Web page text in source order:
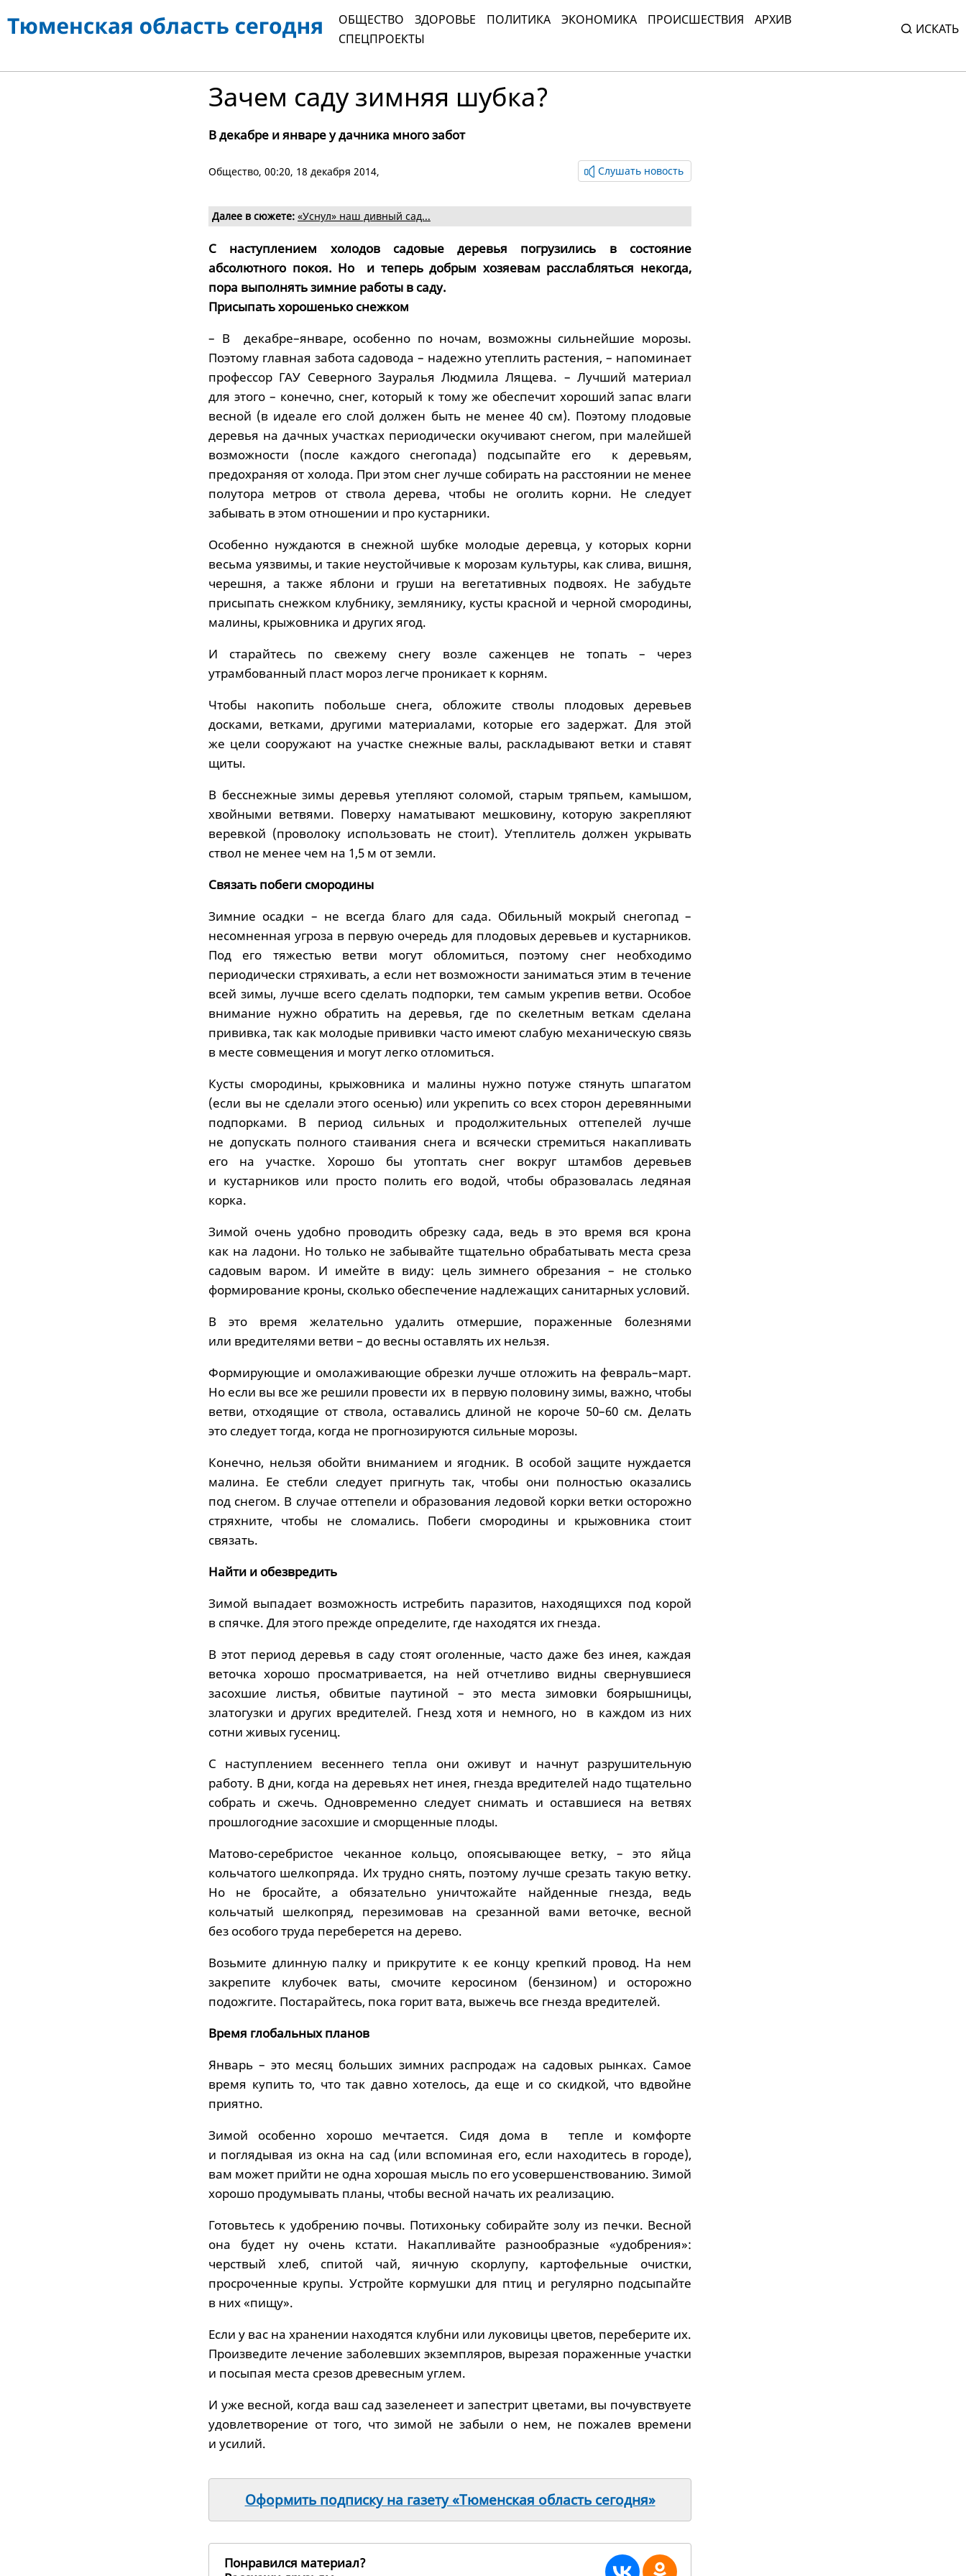
ОБЩЕСТВО ЗДОРОВЬЕ ПОЛИТИКА ЭКОНОМИКА ПРОИСШЕСТВИЯ
АРХИВ
СПЕЦПРОЕКТЫ
ИСКАТЬ
Зачем саду зимняя шубка?
В декабре и январе у дачника много забот
Общество, 00:20, 18 декабря 2014, Слушать новость
Далее в сюжете: «Уснул» наш дивный сад...
С наступлением холодов садовые деревья погрузились в состояние
абсолютного покоя. Но и теперь добрым хозяевам расслабляться некогда,
пора выполнять зимние работы в саду.
Присыпать хорошенько снежком
– В декабре–январе, особенно по ночам, возможны сильнейшие морозы.
Поэтому главная забота садовода – надежно утеплить растения, – напоминает
профессор ГАУ Северного Зауралья Людмила Лящева. – Лучший материал
для этого – конечно, снег, который к тому же обеспечит хороший запас влаги
весной (в идеале его слой должен быть не менее 40 см). Поэтому плодовые
деревья на дачных участках периодически окучивают снегом, при малейшей
возможности (после каждого снегопада) подсыпайте его к деревьям,
предохраняя от холода. При этом снег лучше собирать на расстоянии не менее
полутора метров от ствола дерева, чтобы не оголить корни. Не следует
забывать в этом отношении и про кустарники.
Особенно нуждаются в снежной шубке молодые деревца, у которых корни
весьма уязвимы, и такие неустойчивые к морозам культуры, как слива, вишня,
черешня, а также яблони и груши на вегетативных подвоях. Не забудьте
присыпать снежком клубнику, землянику, кусты красной и черной смородины,
малины, крыжовника и других ягод.
И старайтесь по свежему снегу возле саженцев не топать – через
утрамбованный пласт мороз легче проникает к корням.
Чтобы накопить побольше снега, обложите стволы плодовых деревьев
досками, ветками, другими материалами, которые его задержат. Для этой
же цели сооружают на участке снежные валы, раскладывают ветки и ставят
щиты.
В бесснежные зимы деревья утепляют соломой, старым тряпьем, камышом,
хвойными ветвями. Поверху наматывают мешковину, которую закрепляют
веревкой (проволоку использовать не стоит). Утеплитель должен укрывать
ствол не менее чем на 1,5 м от земли.
Связать побеги смородины
Зимние осадки – не всегда благо для сада. Обильный мокрый снегопад –
несомненная угроза в первую очередь для плодовых деревьев и кустарников.
Под его тяжестью ветви могут обломиться, поэтому снег необходимо
периодически стряхивать, а если нет возможности заниматься этим в течение
всей зимы, лучше всего сделать подпорки, тем самым укрепив ветви. Особое
внимание нужно обратить на деревья, где по скелетным веткам сделана
прививка, так как молодые прививки часто имеют слабую механическую связь
в месте совмещения и могут легко отломиться.
Кусты смородины, крыжовника и малины нужно потуже стянуть шпагатом
(если вы не сделали этого осенью) или укрепить со всех сторон деревянными
подпорками. В период сильных и продолжительных оттепелей лучше
не допускать полного стаивания снега и всячески стремиться накапливать
его на участке. Хорошо бы утоптать снег вокруг штамбов деревьев
и кустарников или просто полить его водой, чтобы образовалась ледяная
корка.
Зимой очень удобно проводить обрезку сада, ведь в это время вся крона
как на ладони. Но только не забывайте тщательно обрабатывать места среза
садовым варом. И имейте в виду: цель зимнего обрезания – не столько
формирование кроны, сколько обеспечение надлежащих санитарных условий.
В это время желательно удалить отмершие, пораженные болезнями
или вредителями ветви – до весны оставлять их нельзя.
Формирующие и омолаживающие обрезки лучше отложить на февраль–март.
Но если вы все же решили провести их в первую половину зимы, важно, чтобы
ветви, отходящие от ствола, оставались длиной не короче 50–60 см. Делать
это следует тогда, когда не прогнозируются сильные морозы.
Конечно, нельзя обойти вниманием и ягодник. В особой защите нуждается
малина. Ее стебли следует пригнуть так, чтобы они полностью оказались
под снегом. В случае оттепели и образования ледовой корки ветки осторожно
стряхните, чтобы не сломались. Побеги смородины и крыжовника стоит
связать.
Найти и обезвредить
Зимой выпадает возможность истребить паразитов, находящихся под корой
в спячке. Для этого прежде определите, где находятся их гнезда.
В этот период деревья в саду стоят оголенные, часто даже без инея, каждая
веточка хорошо просматривается, на ней отчетливо видны свернувшиеся
засохшие листья, обвитые паутиной – это места зимовки боярышницы,
златогузки и других вредителей. Гнезд хотя и немного, но в каждом из них
сотни живых гусениц.
С наступлением весеннего тепла они оживут и начнут разрушительную
работу. В дни, когда на деревьях нет инея, гнезда вредителей надо тщательно
собрать и сжечь. Одновременно следует снимать и оставшиеся на ветвях
прошлогодние засохшие и сморщенные плоды.
Матово-серебристое чеканное кольцо, опоясывающее ветку, – это яйца
кольчатого шелкопряда. Их трудно снять, поэтому лучше срезать такую ветку.
Но не бросайте, а обязательно уничтожайте найденные гнезда, ведь
кольчатый шелкопряд, перезимовав на срезанной вами веточке, весной
без особого труда переберется на дерево.
Возьмите длинную палку и прикрутите к ее концу крепкий провод. На нем
закрепите клубочек ваты, смочите керосином (бензином) и осторожно
подожгите. Постарайтесь, пока горит вата, выжечь все гнезда вредителей.
Время глобальных планов
Январь – это месяц больших зимних распродаж на садовых рынках. Самое
время купить то, что так давно хотелось, да еще и со скидкой, что вдвойне
приятно.
Зимой особенно хорошо мечтается. Сидя дома в тепле и комфорте
и поглядывая из окна на сад (или вспоминая его, если находитесь в городе),
вам может прийти не одна хорошая мысль по его усовершенствованию. Зимой
хорошо продумывать планы, чтобы весной начать их реализацию.
Готовьтесь к удобрению почвы. Потихоньку собирайте золу из печки. Весной
она будет ну очень кстати. Накапливайте разнообразные «удобрения»:
черствый хлеб, спитой чай, яичную скорлупу, картофельные очистки,
просроченные крупы. Устройте кормушки для птиц и регулярно подсыпайте
в них «пищу».
Если у вас на хранении находятся клубни или луковицы цветов, переберите их.
Произведите лечение заболевших экземпляров, вырезая пораженные участки
и посыпая места срезов древесным углем.
И уже весной, когда ваш сад зазеленеет и запестрит цветами, вы почувствуете
удовлетворение от того, что зимой не забыли о нем, не пожалев времени
и усилий.
Оформить подписку на газету «Тюменская область сегодня»
Понравился материал?